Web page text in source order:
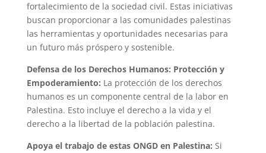
fortalecimiento de la sociedad civil. Estas iniciativas
buscan proporcionar a las comunidades palestinas
las herramientas y oportunidades necesarias para
un futuro más próspero y sostenible.
Defensa de los Derechos Humanos: Protección y
Empoderamiento: La protección de los derechos
humanos es un componente central de la labor en
Palestina. Esto incluye el derecho a la vida y el
derecho a la libertad de la población palestina.
Apoya el trabajo de estas ONGD en Palestina: Si